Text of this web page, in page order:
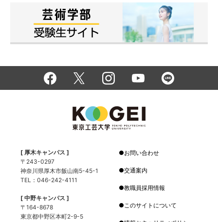
[ 厚木キャンパス ]
〒243-0297
神奈川県厚木市飯山南5-45-1
TEL：046-242-4111
[ 中野キャンパス ]
〒164-8678
東京都中野区本町2-9-5
お問い合わせ
交通案内
教職員採用情報
このサイトについて